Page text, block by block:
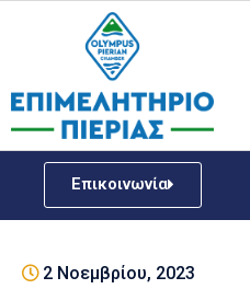
Επικοινωνία
Επιμελητήριο
Νέα
ΓΕΜΗ2 Νοεμβρίου, 2023